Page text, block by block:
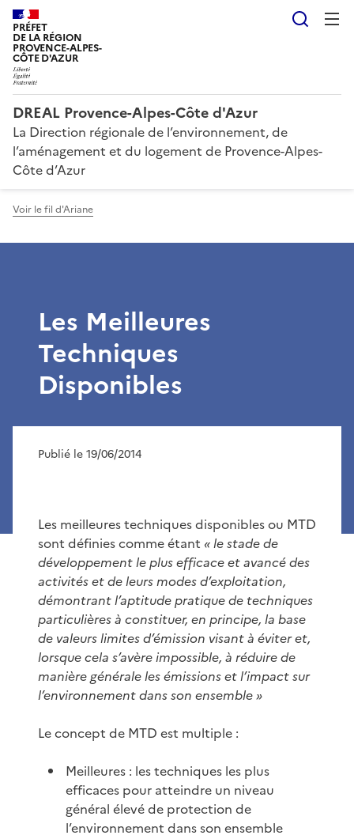
PRÉFET
DE LA RÉGION
PROVENCE-ALPES-
CÔTE D'AZUR
DREAL Provence-Alpes-Côte d'Azur
La Direction régionale de l’environnement, de
l’aménagement et du logement de Provence-Alpes-
Côte d’Azur
Voir le fil d'Ariane
Les Meilleures
Techniques
Disponibles
Publié le 19/06/2014
Les meilleures techniques disponibles ou MTD
sont définies comme étant « le stade de
développement le plus efficace et avancé des
activités et de leurs modes d’exploitation,
démontrant l’aptitude pratique de techniques
particulières à constituer, en principe, la base
de valeurs limites d’émission visant à éviter et,
lorsque cela s’avère impossible, à réduire de
manière générale les émissions et l’impact sur
l’environnement dans son ensemble »
Le concept de MTD est multiple :
Meilleures : les techniques les plus
efficaces pour atteindre un niveau
général élevé de protection de
l’environnement dans son ensemble